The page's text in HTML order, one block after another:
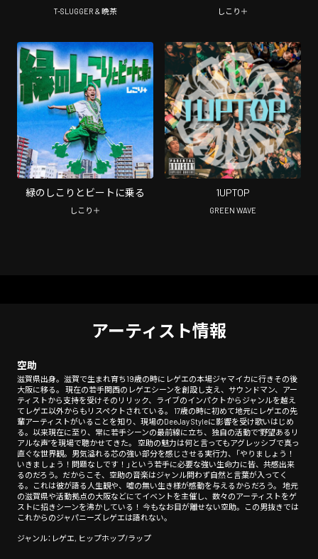
T-SLUGGER & 晩茶 しこり＋
緑のしこりとビートに乗る
しこり＋
1UPTOP
GREEN WAVE
アーティスト情報
空助
滋賀県出身。滋賀で生まれ育ち19歳の時にレゲエの本場ジャマイカに行きその後
大阪に移る。 現在の若手関西のレゲエシーンを創設し支え、サウンドマン、アー
ティストから支持を受けそのリリック、ライブのインパクトからジャンルを越え
てレゲエ以外からもリスペクトされている。 17歳の時に初めて地元にレゲエの先
輩アーティストがいることを知り、現場のDeeJay Styleに影響を受け歌いはじめ
る。以来現在に至り、常に若手シーンの最前線に立ち、独自の活動で"野望あるリ
アルな声”を現場で聴かせてきた。 空助の魅力は何と言ってもアグレッシブで真っ
直ぐな世界観。男気溢れる芯の強い部分を感じさせる実行力、「やりましょう！
いきましょう！問題なしです！」という若手に必要な強い生命力に皆、共感出来
るのだろう。だからこそ、空助の音楽はジャンル問わず自然と言葉が入ってく
る。これは彼が語る人生観や、嘘の無い生き様が感動を与えるからだろう。 地元
の滋賀県や活動拠点の大阪などにてイベントを主催し、数々のアーティストをゲ
ストに招きシーンを沸かしている！ 今もなお目が離せない空助。この男抜きでは
これからのジャパニーズレゲエは語れない。
ジャンル：レゲエ, ヒップホップ/ラップ